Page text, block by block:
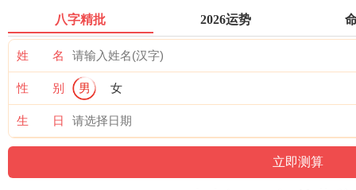
八字精批 2026运势
姓 名
性 别 男 女
生 日